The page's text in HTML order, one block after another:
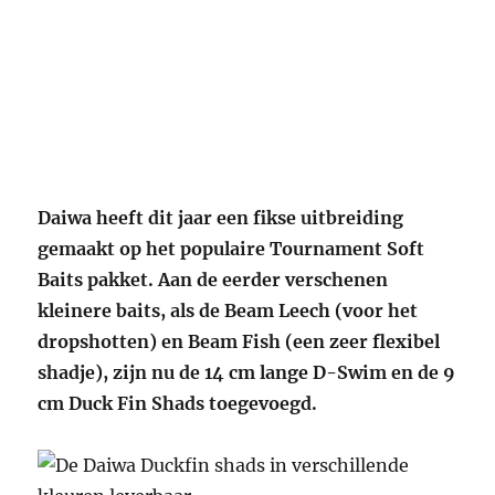
Daiwa heeft dit jaar een fikse uitbreiding
gemaakt op het populaire Tournament Soft
Baits pakket. Aan de eerder verschenen
kleinere baits, als de Beam Leech (voor het
dropshotten) en Beam Fish (een zeer flexibel
shadje), zijn nu de 14 cm lange D-Swim en de 9
cm Duck Fin Shads toegevoegd.